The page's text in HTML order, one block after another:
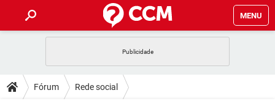
MENU
CELULAR
DICAS
Fórum Rede social